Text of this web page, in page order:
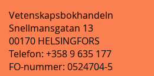
Vetenskapsbokhandeln
Snellmansgatan 13
00170 HELSINGFORS
Telefon: +358 9 635 177
FO-nummer: 0524704-5